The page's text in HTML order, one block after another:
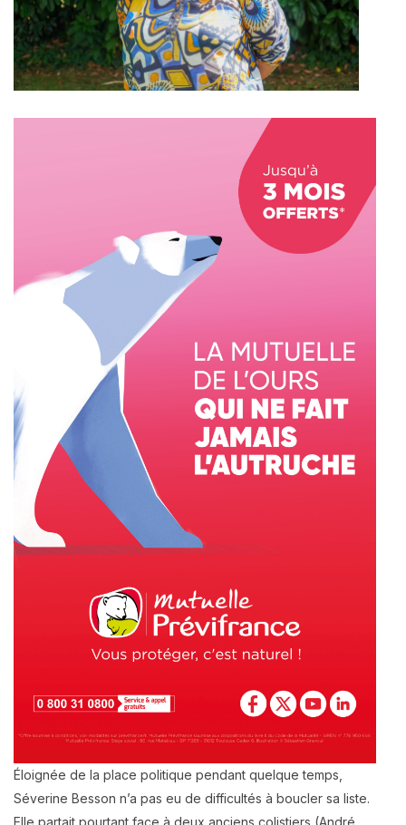
Éloignée de la place politique pendant quelque temps,
Séverine Besson n’a pas eu de difficultés à boucler sa liste.
Elle partait pourtant face à deux anciens colistiers (André